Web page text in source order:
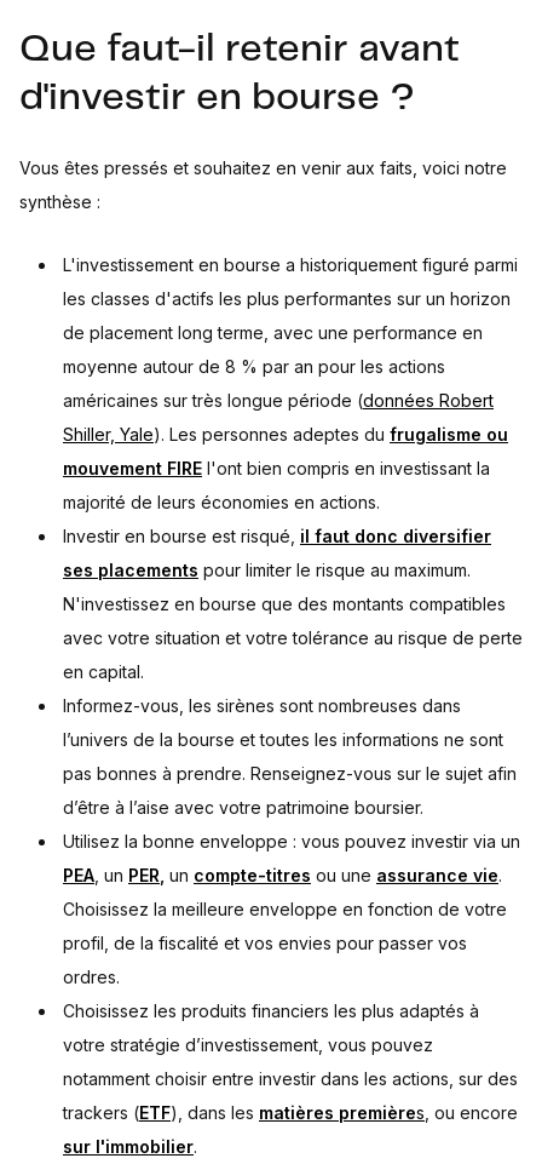
Que faut-il retenir avant
d'investir en bourse ?
Vous êtes pressés et souhaitez en venir aux faits, voici notre
synthèse :
L'investissement en bourse a historiquement figuré parmi
les classes d'actifs les plus performantes sur un horizon
de placement long terme, avec une performance en
moyenne autour de 8 % par an pour les actions
américaines sur très longue période (données Robert
Shiller, Yale). Les personnes adeptes du frugalisme ou
mouvement FIRE l'ont bien compris en investissant la
majorité de leurs économies en actions.
Investir en bourse est risqué, il faut donc diversifier
ses placements pour limiter le risque au maximum.
N'investissez en bourse que des montants compatibles
avec votre situation et votre tolérance au risque de perte
en capital.
Informez-vous, les sirènes sont nombreuses dans
l’univers de la bourse et toutes les informations ne sont
pas bonnes à prendre. Renseignez-vous sur le sujet afin
d’être à l’aise avec votre patrimoine boursier.
Utilisez la bonne enveloppe : vous pouvez investir via un
PEA , un PER un compte-titres ou une assurance vie.
Choisissez la meilleure enveloppe en fonction de votre
profil, de la fiscalité et vos envies pour passer vos
ordres.
Choisissez les produits financiers les plus adaptés à
votre stratégie d’investissement, vous pouvez
notamment choisir entre investir dans les actions, sur des
trackers (ETF), dans les matières premières , ou encore
sur l'immobilier.